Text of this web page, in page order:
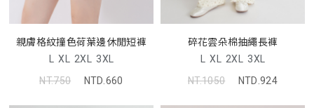
親膚格紋撞色荷葉邊休閒短褲
L XL 2XL 3XL
NT.750
NTD.660
碎花雲朵棉抽繩長褲
L XL 2XL 3XL
NT.1050
NTD.924